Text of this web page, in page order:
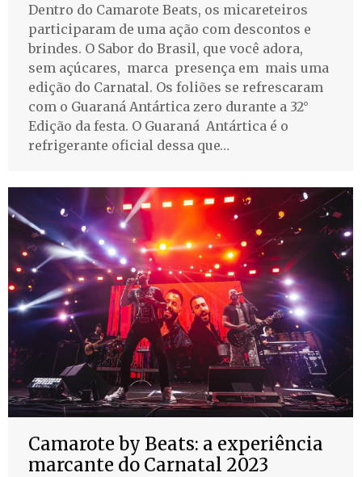
Dentro do Camarote Beats, os micareteiros
participaram de uma ação com descontos e
brindes. O Sabor do Brasil, que você adora,
sem açúcares, marca presença em mais uma
edição do Carnatal. Os foliões se refrescaram
com o Guaraná Antártica zero durante a 32°
Edição da festa. O Guaraná Antártica é o
refrigerante oficial dessa que…
Camarote by Beats: a experiência
marcante do Carnatal 2023